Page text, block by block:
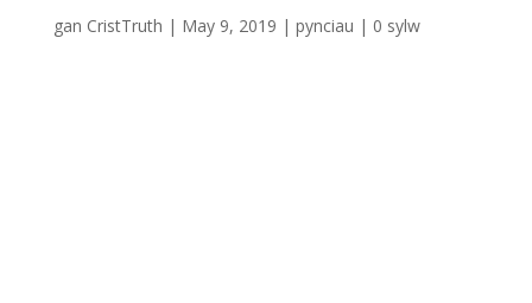
gan CristTruth | May 9, 2019 | pynciau | 0 sylw